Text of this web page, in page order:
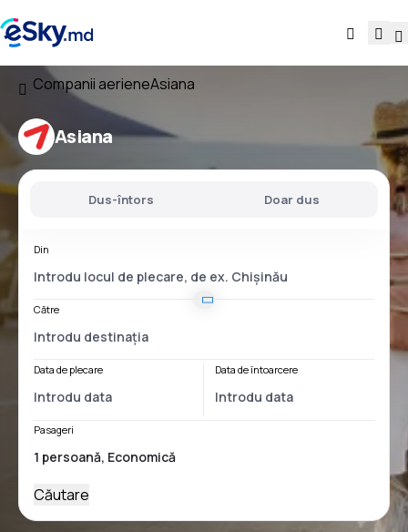
Companii aerieneAsiana
Asiana
Dus-întors Doar dus
Din
Către
Data de plecare Data de întoarcere
Pasageri
Căutare